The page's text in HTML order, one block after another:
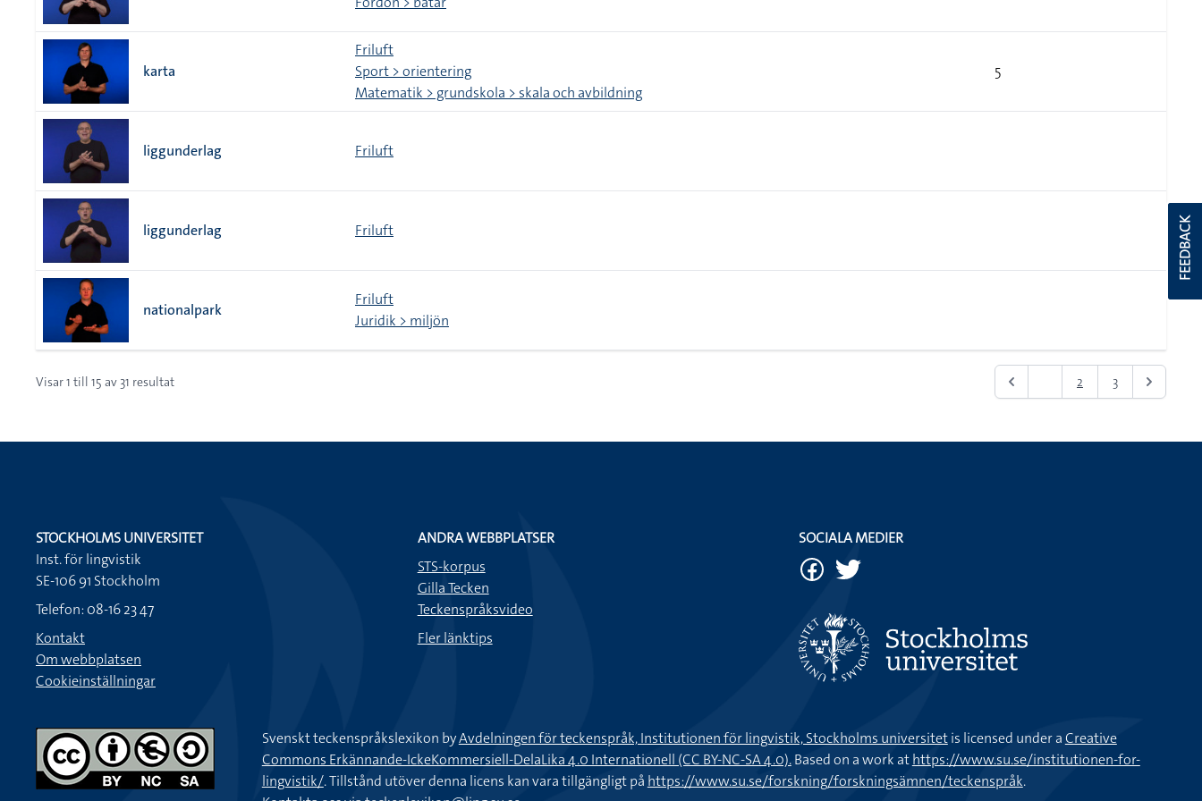
karta
Friluft
Sport > orientering
Matematik > grundskola > skala och avbildning
5
liggunderlag Friluft
liggunderlag Friluft
nationalpark
Friluft
Juridik > miljön
Visar1 till 15 av 31 resultat 2 3
FEEDBACK
STOCKHOLMS UNIVERSITET
Inst. för lingvistik
SE-106 91 Stockholm
Telefon: 08-16 23 47
Kontakt
Om webbplatsen
Cookieinställningar
ANDRA WEBBPLATSER
STS-korpus
Gilla Tecken
Teckenspråksvideo
Fler länktips
SOCIALA MEDIER
Svenskt teckenspråkslexikon byAvdelningen för teckenspråk, Institutionen för lingvistik, Stockholms universitetis licensed under aCreative
Commons Erkännande-IckeKommersiell-DelaLika 4.0 Internationell (CC BY-NC-SA 4.0).Based on a work athttps://www.su.se/institutionen-for-
lingvistik/. Tillstånd utöver denna licens kan vara tillgängligt på https://www.su.se/forskning/forskningsämnen/teckenspråk.